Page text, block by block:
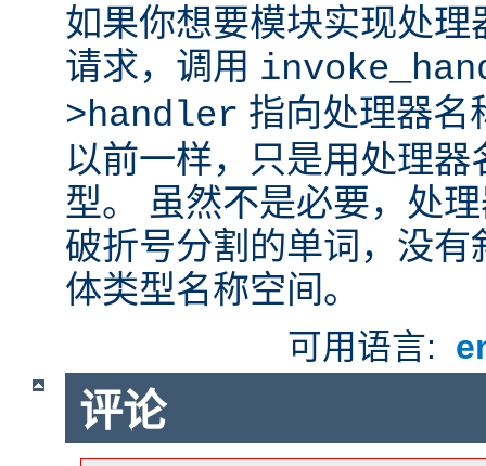
如果你想要模块实现处
请求，调用
>handler 指向处理器名
以前一样，只是用处理
型。 虽然不是必要，处
破折号分割的单词，没
体类型名称空间。
可用语言:
评论